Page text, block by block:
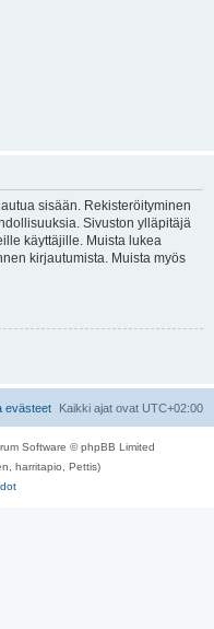
sisään. Rekisteröityminen
Sivuston ylläpitäjä
käyttäjille. Muista lukea
kirjautumista. Muista myös
Kaikki ajat ovat UTC+02:00
evästeet
Software © phpBB Limited
harritapio, Pettis)